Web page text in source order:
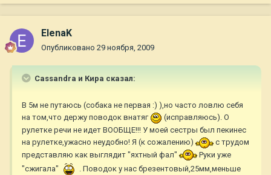
ElenaK
Опубликовано 29 ноября, 2009
Cassandra и Кира сказал:
В 5м не путаюсь (собака не первая :) ),но часто ловлю себя
на том,что держу поводок внатяг
(исправляюсь). О
рулетке речи не идет ВООБЩЕ!!! У моей сестры был пекинес
на рулетке,ужасно неудобно! Я (к сожалению)
с трудом
представляю как выглядит "яхтный фал"
Руки уже
"сжигала"
. Поводок у нас брезентовый,25мм,меньше